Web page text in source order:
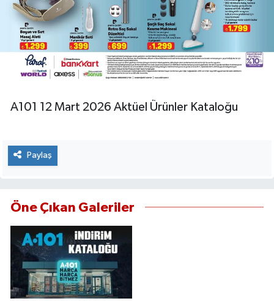
A101 12 Mart 2026 Aktüel Ürünler Kataloğu
Paylaş
Öne Çıkan Galeriler